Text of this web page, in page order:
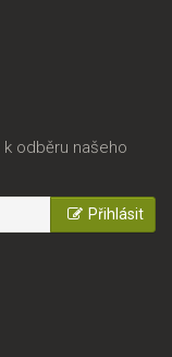
odběru našeho
Přihlásit